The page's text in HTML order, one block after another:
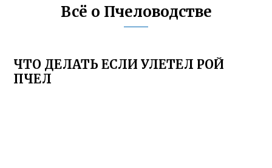
Всё о Пчеловодстве
ЧТО ДЕЛАТЬ ЕСЛИ УЛЕТЕЛ РОЙ
ПЧЕЛ